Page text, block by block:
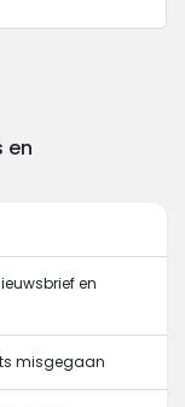
en
en
misgegaan